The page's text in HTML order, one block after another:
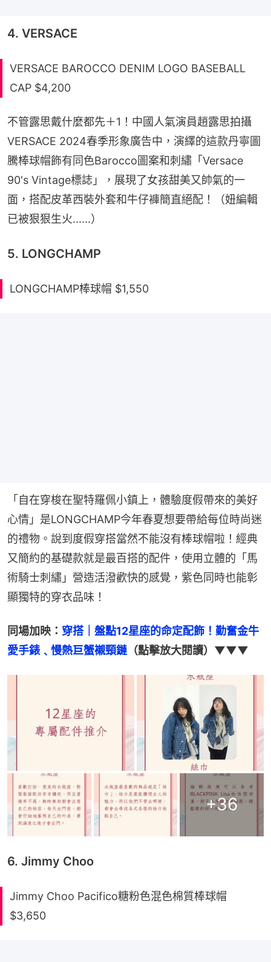
4. VERSACE
VERSACE BAROCCO DENIM LOGO BASEBALL
CAP $4,200
不管露思戴什麼都先＋1！中國人氣演員趙露思拍攝
VERSACE 2024春季形象廣告中，演繹的這款丹寧圖
騰棒球帽飾有同色Barocco圖案和刺繡「Versace
90's Vintage標誌」，展現了女孩甜美又帥氣的一
面，搭配皮革西裝外套和牛仔褲簡直絕配！（妞編輯
已被狠狠生火......）
5. LONGCHAMP
LONGCHAMP棒球帽 $1,550
「自在穿梭在聖特羅佩小鎮上，體驗度假帶來的美好
心情」是LONGCHAMP今年春夏想要帶給每位時尚迷
的禮物。說到度假穿搭當然不能沒有棒球帽啦！經典
又簡約的基礎款就是最百搭的配件，使用立體的「馬
術騎士刺繡」營造活潑歡快的感覺，紫色同時也能彰
顯獨特的穿衣品味！
同場加映： 穿搭｜盤點12星座的命定配飾！勤奮金牛
愛手錶﹑慢熱巨蟹襯頸鏈（點擊放大閱讀）▼▼▼
+36
6. Jimmy Choo
Jimmy Choo Pacifico糖粉色混色棉質棒球帽
$3,650